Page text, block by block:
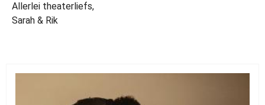
Allerlei theaterliefs,
Sarah & Rik